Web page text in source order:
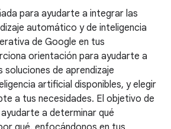
para ayudarte a integrar las
automático y de inteligencia
de Google en tus
orientación para ayudarte a
soluciones de aprendizaje
artificial disponibles, y elegir
a tus necesidades. El objetivo de
a determinar qué